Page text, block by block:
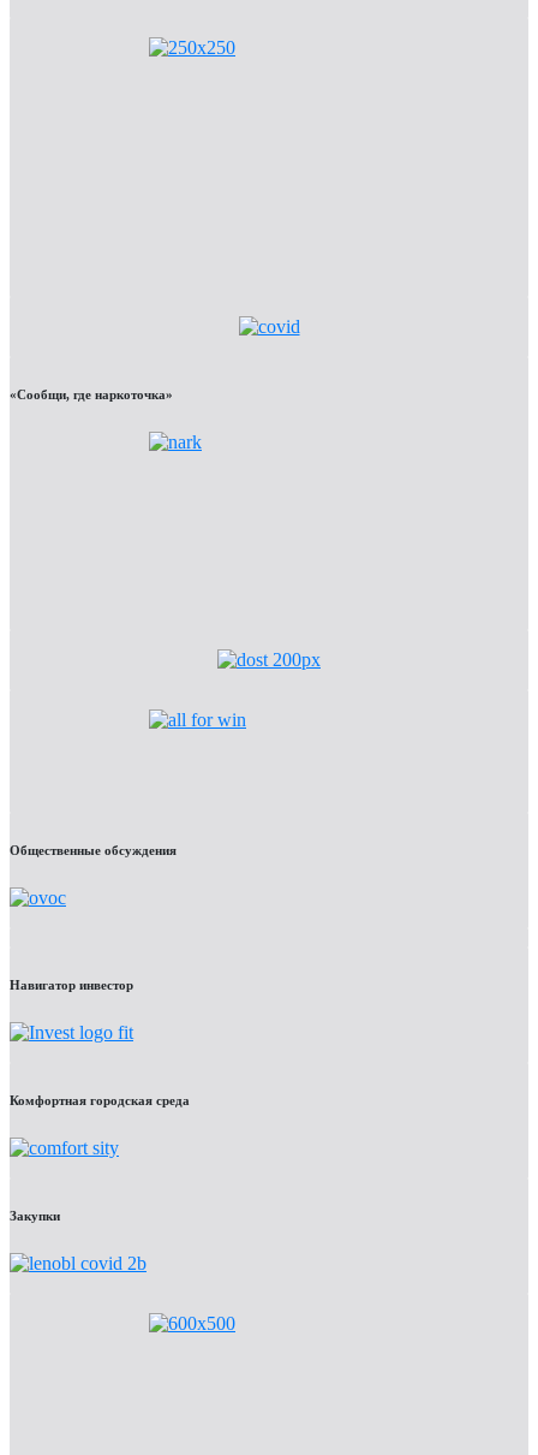
«Сообщи, где наркоточка»
Общественные обсуждения
Навигатор инвестор
Комфортная городская среда
Закупки